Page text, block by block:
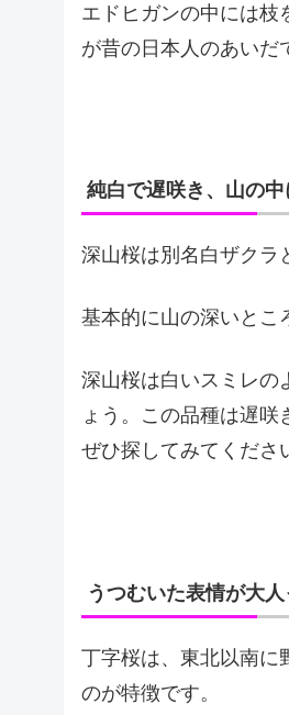
エドヒガンの中には枝
が昔の日本人のあいだ
純白で遅咲き、山の中
深山桜は別名白ザクラ
基本的に山の深いとこ
深山桜は白いスミレの
ょう。この品種は遅
ぜひ探してみてくださ
うつむいた表情が大人
丁字桜は、東北以南に
のが特徴です。